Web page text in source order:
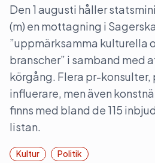
Den 1 augusti håller
(m) en mottagning i
”uppmärksamma kulturella
branscher” i samband med
körgång. Flera pr-konsulter,
influerare, men även
finns med bland de 115
listan.
Kultur Politik